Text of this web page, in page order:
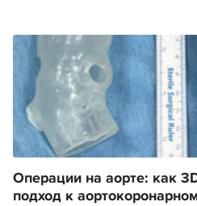
Операции на аорте: как
подход к